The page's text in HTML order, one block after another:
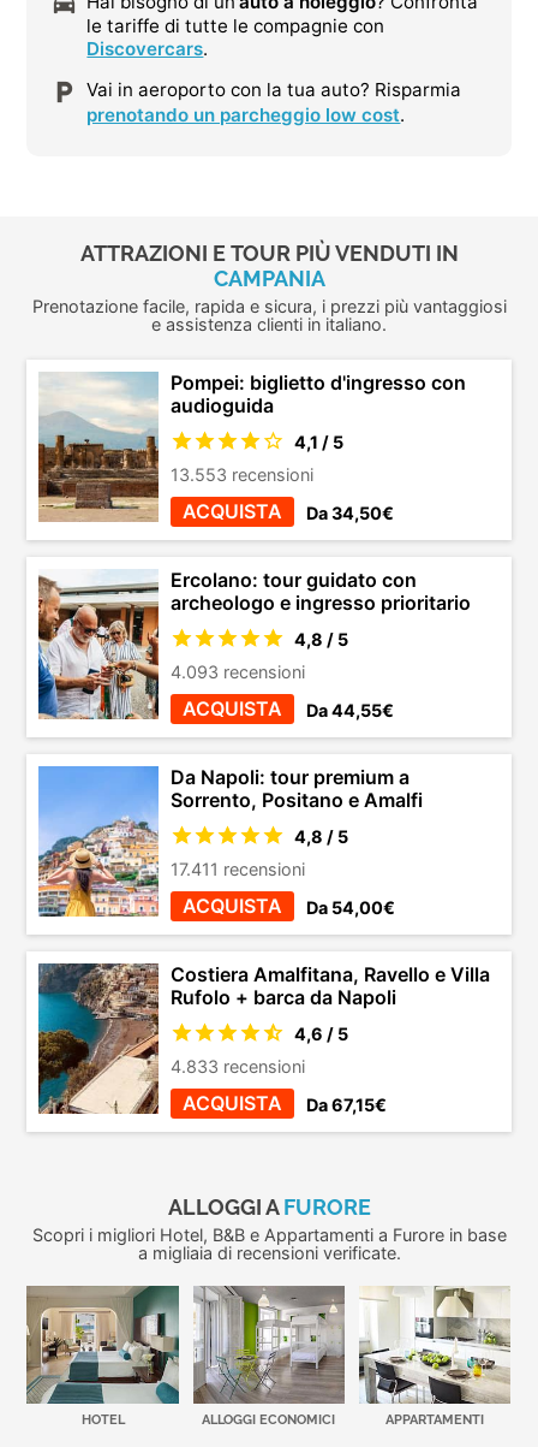
le tariffe di tutte le compagnie con
Discovercars.
Vai in aeroporto con la tua auto? Risparmia
prenotando un parcheggio low cost.
ATTRAZIONI E TOUR PIÙ VENDUTI IN
CAMPANIA
Prenotazione facile, rapida e sicura, i prezzi più vantaggiosi
e assistenza clienti in italiano.
Pompei: biglietto d'ingresso con
audioguida
4,1 / 5
13.553 recensioni
ACQUISTA Da 34,50€
Ercolano: tour guidato con
archeologo e ingresso prioritario
4,8 / 5
4.093 recensioni
ACQUISTA Da 44,55€
Da Napoli: tour premium a
Sorrento, Positano e Amalfi
4,8 / 5
17.411 recensioni
ACQUISTA Da 54,00€
Costiera Amalfitana, Ravello e Villa
Rufolo + barca da Napoli
4,6 / 5
4.833 recensioni
ACQUISTA Da 67,15€
ALLOGGI AFURORE
Scopri i migliori Hotel, B&B e Appartamenti a Furore in base
a migliaia di recensioni verificate.
HOTEL ALLOGGI ECONOMICI APPARTAMENTI